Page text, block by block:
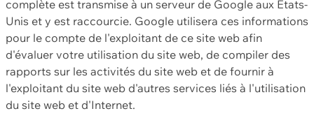
complète est transmise à un serveur de Google aux États-
Unis et y est raccourcie. Google utilisera ces informations
pour le compte de l'exploitant de ce site web afin
d'évaluer votre utilisation du site web, de compiler des
rapports sur les activités du site web et de fournir à
l'exploitant du site web d'autres services liés à l'utilisation
du site web et d'Internet.